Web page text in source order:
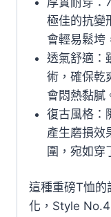
極佳的抗變
會輕易鬆垮
透氣舒適：
術，確保乾
會悶熱黏膩
復古風格：
產生磨損效
圍，宛如穿
這種重磅T恤的
化，Style